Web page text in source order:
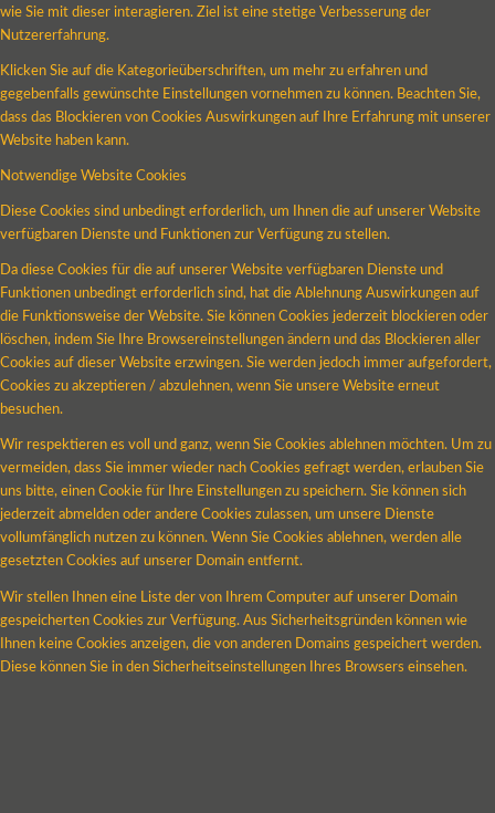
wie Sie mit dieser interagieren. Ziel ist eine stetige Verbesserung der
Nutzererfahrung.
Klicken Sie auf die Kategorieüberschriften, um mehr zu erfahren und
gegebenfalls gewünschte Einstellungen vornehmen zu können. Beachten Sie,
dass das Blockieren von Cookies Auswirkungen auf Ihre Erfahrung mit unserer
Website haben kann.
Notwendige Website Cookies
Diese Cookies sind unbedingt erforderlich, um Ihnen die auf unserer Website
verfügbaren Dienste und Funktionen zur Verfügung zu stellen.
Da diese Cookies für die auf unserer Website verfügbaren Dienste und
Funktionen unbedingt erforderlich sind, hat die Ablehnung Auswirkungen auf
die Funktionsweise der Website. Sie können Cookies jederzeit blockieren oder
löschen, indem Sie Ihre Browsereinstellungen ändern und das Blockieren aller
Cookies auf dieser Website erzwingen. Sie werden jedoch immer aufgefordert,
Cookies zu akzeptieren / abzulehnen, wenn Sie unsere Website erneut
besuchen.
Wir respektieren es voll und ganz, wenn Sie Cookies ablehnen möchten. Um zu
vermeiden, dass Sie immer wieder nach Cookies gefragt werden, erlauben Sie
uns bitte, einen Cookie für Ihre Einstellungen zu speichern. Sie können sich
jederzeit abmelden oder andere Cookies zulassen, um unsere Dienste
vollumfänglich nutzen zu können. Wenn Sie Cookies ablehnen, werden alle
gesetzten Cookies auf unserer Domain entfernt.
Wir stellen Ihnen eine Liste der von Ihrem Computer auf unserer Domain
gespeicherten Cookies zur Verfügung. Aus Sicherheitsgründen können wie
Ihnen keine Cookies anzeigen, die von anderen Domains gespeichert werden.
Diese können Sie in den Sicherheitseinstellungen Ihres Browsers einsehen.